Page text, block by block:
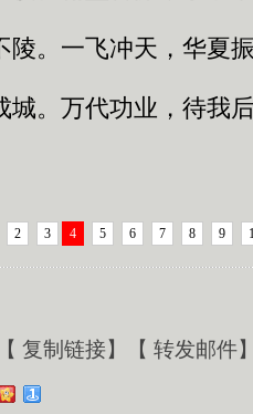
。一飞冲天，华夏
。万代功业，待我
2 3 4 5 6 7 8 9
复制链接】【 转发邮件